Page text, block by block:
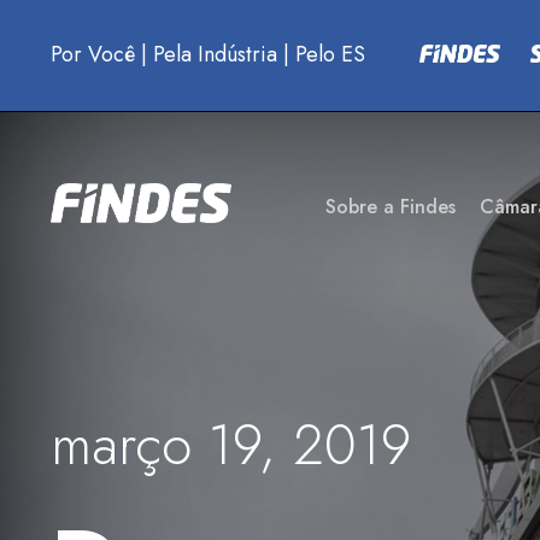
Por Você | Pela Indústria | Pelo ES
Sobre a Findes
março 19, 2019